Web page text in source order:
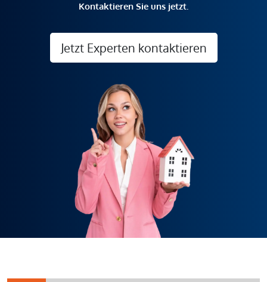
Kontaktieren Sie uns jetzt.
Jetzt Experten kontaktieren